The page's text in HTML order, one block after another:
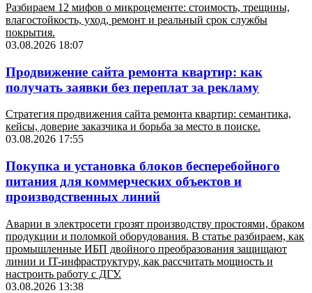
Разбираем 12 мифов о микроцементе: стоимость, трещины,
влагостойкость, уход, ремонт и реальный срок службы
покрытия.
03.08.2026 18:07
Продвижение сайта ремонта квартир: как
получать заявки без переплат за рекламу
Стратегия продвижения сайта ремонта квартир: семантика,
кейсы, доверие заказчика и борьба за место в поиске.
03.08.2026 17:55
Покупка и установка блоков бесперебойного
питания для коммерческих объектов и
производственных линий
Аварии в электросети грозят производству простоями, браком
продукции и поломкой оборудования. В статье разбираем, как
промышленные ИБП двойного преобразования защищают
линии и IT-инфраструктуру, как рассчитать мощность и
настроить работу с ДГУ.
03.08.2026 13:38